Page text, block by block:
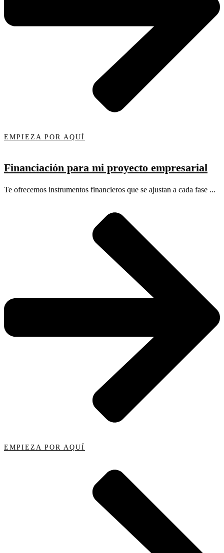
EMPIEZA POR AQUÍ
Financiación para mi proyecto empresarial
Te ofrecemos instrumentos financieros que se ajustan a cada fase ...
EMPIEZA POR AQUÍ